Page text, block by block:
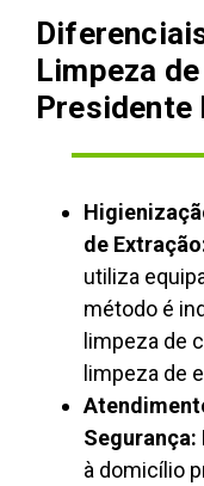
Limpeza
Presidente
de
utiliza
método é
limpeza de
limpeza de
Segurança:
à domicílio